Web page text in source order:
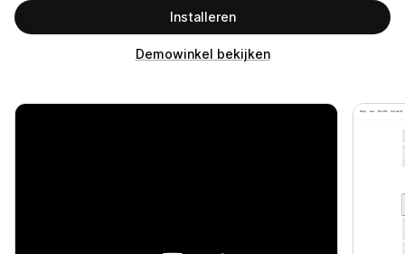
Installeren
Demowinkel bekijken